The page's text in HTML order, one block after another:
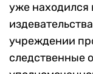
уже находился
учреждении
следственные